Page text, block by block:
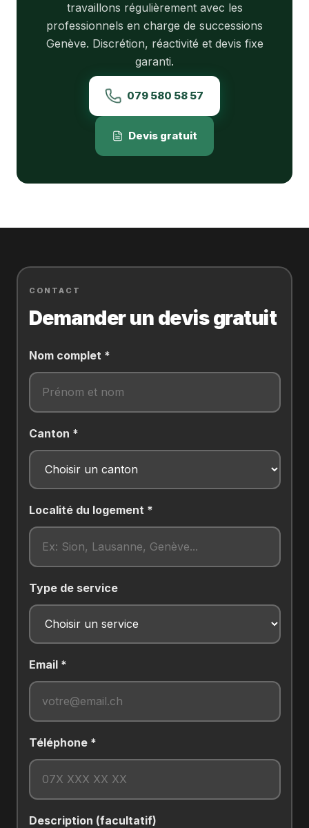
travaillons régulièrement avec les
professionnels en charge de successions
Genève. Discrétion, réactivité et devis fixe
garanti.
079 580 58 57
Devis gratuit
CONTACT
Demander un devis gratuit
Nom complet *
Canton *
Localité du logement *
Type de service
Email *
Téléphone *
Description (facultatif)